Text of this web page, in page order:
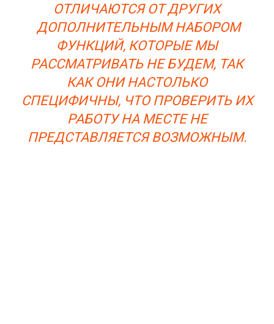
ОТЛИЧАЮТСЯ ОТ ДРУГИХ
ДОПОЛНИТЕЛЬНЫМ НАБОРОМ
ФУНКЦИЙ, КОТОРЫЕ МЫ
РАССМАТРИВАТЬ НЕ БУДЕМ, ТАК
КАК ОНИ НАСТОЛЬКО
СПЕЦИФИЧНЫ, ЧТО ПРОВЕРИТЬ ИХ
РАБОТУ НА МЕСТЕ НЕ
ПРЕДСТАВЛЯЕТСЯ ВОЗМОЖНЫМ.